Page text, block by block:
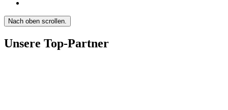
Nach oben scrollen.
Unsere Top-Partner